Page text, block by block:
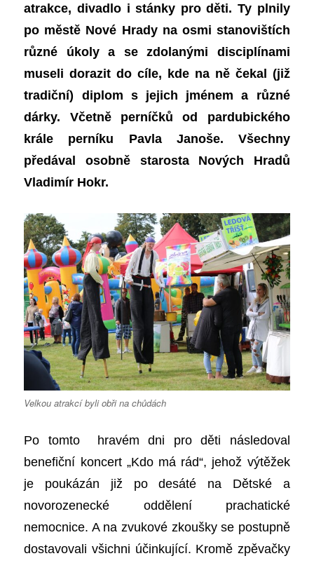
atrakce, divadlo i stánky pro děti. Ty plnily
po městě Nové Hrady na osmi stanovištích
různé úkoly a se zdolanými disciplínami
museli dorazit do cíle, kde na ně čekal (již
tradiční) diplom s jejich jménem a různé
dárky. Včetně perníčků od pardubického
krále perníku Pavla Janoše. Všechny
předával osobně starosta Nových Hradů
Vladimír Hokr.
Velkou atrakcí byli obři na chůdách
Po tomto hravém dni pro děti následoval
benefiční koncert „Kdo má rád“, jehož výtěžek
je poukázán již po desáté na Dětské a
novorozenecké oddělení prachatické
nemocnice. A na zvukové zkoušky se postupně
dostavovali všichni účinkující. Kromě zpěvačky